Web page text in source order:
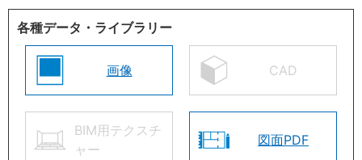
各種データ・ライブラリー
画像 CAD
BIM用テクスチ
ャー
図面PDF